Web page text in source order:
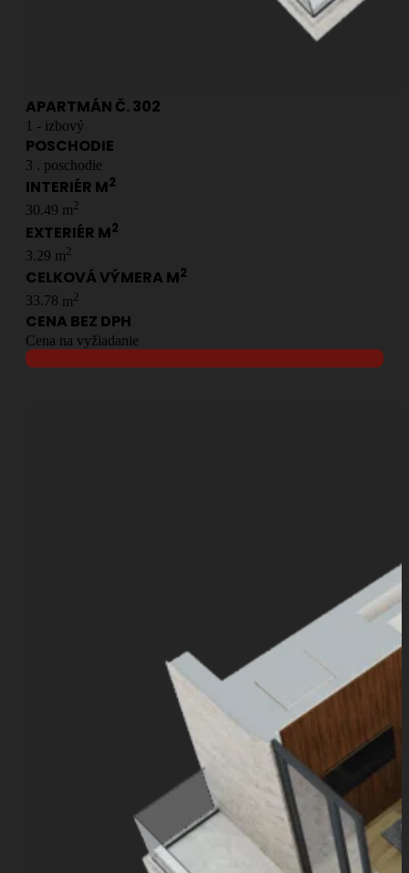
APARTMÁN Č.302
1 - izbový
POSCHODIE
3 . poschodie
INTERIÉR M2
30.49 m2
EXTERIÉR M2
3.29 m2
CELKOVÁ VÝMERA M2
33.78 m2
CENA BEZ DPH
Cena na vyžiadanie